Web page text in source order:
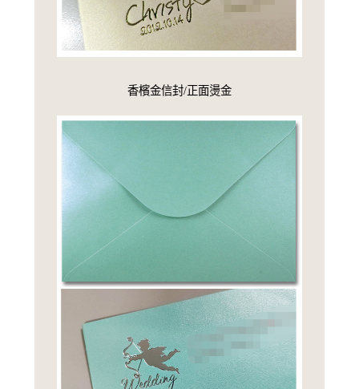
香檳金信封/正面燙金